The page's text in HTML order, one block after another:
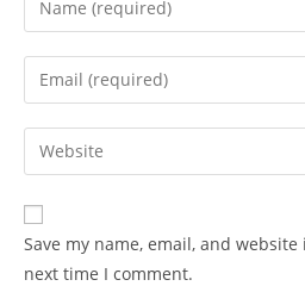
Save my name, email, and
next time I comment.